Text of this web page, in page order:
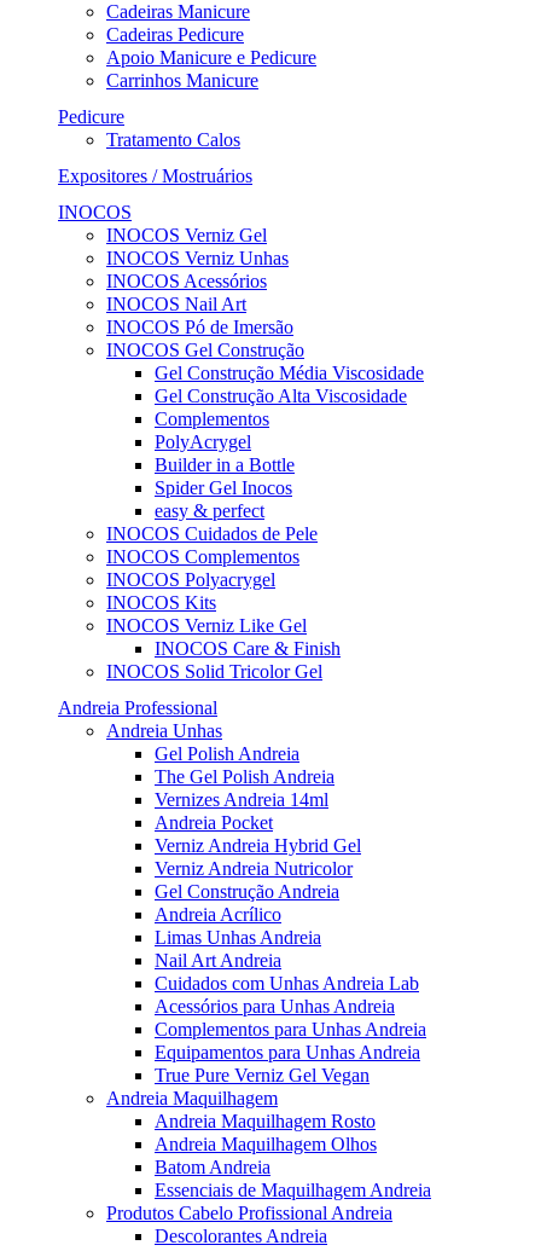
Cadeiras Manicure
Cadeiras Pedicure
Apoio Manicure e Pedicure
Carrinhos Manicure
Pedicure
Tratamento Calos
Expositores / Mostruários
INOCOS
INOCOS Verniz Gel
INOCOS Verniz Unhas
INOCOS Acessórios
INOCOS Nail Art
INOCOS Pó de Imersão
INOCOS Gel Construção
Gel Construção Média Viscosidade
Gel Construção Alta Viscosidade
Complementos
PolyAcrygel
Builder in a Bottle
Spider Gel Inocos
easy & perfect
INOCOS Cuidados de Pele
INOCOS Complementos
INOCOS Polyacrygel
INOCOS Kits
INOCOS Verniz Like Gel
INOCOS Care & Finish
INOCOS Solid Tricolor Gel
Andreia Professional
Andreia Unhas
Gel Polish Andreia
The Gel Polish Andreia
Vernizes Andreia 14ml
Andreia Pocket
Verniz Andreia Hybrid Gel
Verniz Andreia Nutricolor
Gel Construção Andreia
Andreia Acrílico
Limas Unhas Andreia
Nail Art Andreia
Cuidados com Unhas Andreia Lab
Acessórios para Unhas Andreia
Complementos para Unhas Andreia
Equipamentos para Unhas Andreia
True Pure Verniz Gel Vegan
Andreia Maquilhagem
Andreia Maquilhagem Rosto
Andreia Maquilhagem Olhos
Batom Andreia
Essenciais de Maquilhagem Andreia
Produtos Cabelo Profissional Andreia
Descolorantes Andreia